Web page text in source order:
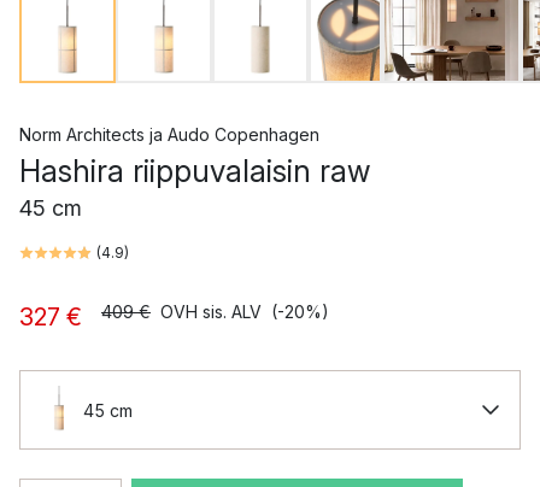
Norm Architects ja Audo Copenhagen
Hashira riippuvalaisin raw
45 cm
(4.9)
327 € 409 € OVH sis. ALV (-20%)
45 cm